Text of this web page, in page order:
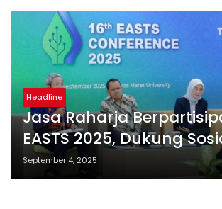
Headline
Jasa Raharja
EASTS 2025, Dukung
Program Keselamatan
untuk Transportasi
Berkeselamatan
September 4, 2025